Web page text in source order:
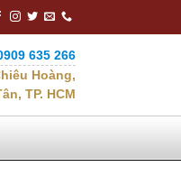
635 266
Hoàng,
TP. HCM